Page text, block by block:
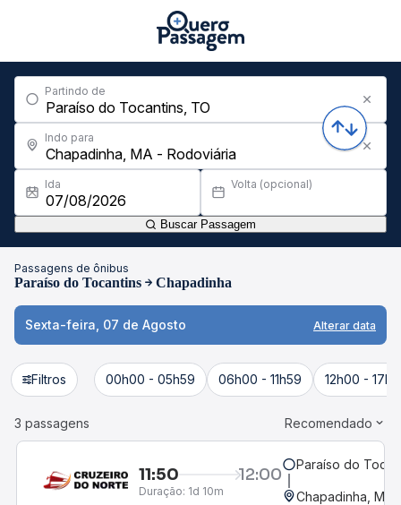
Partindo de
Indo para
Ida Volta (opcional)
Buscar Passagem
Passagens de ônibus
Paraíso do Tocantins Chapadinha
Sexta-feira, 07 de Agosto Alterar data
Filtros 00h00 - 05h59 06h00 - 11h59 12h00 -
3 passagens Recomendado
11:50 12:00
Duração: 1d 10m
Paraíso do
Chapadinha, MA